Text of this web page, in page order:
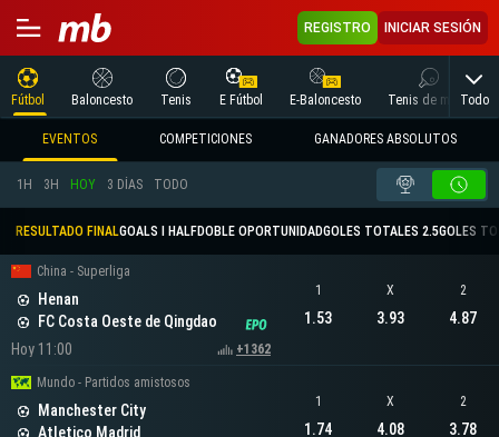
REGISTRO INICIAR SESIÓN
Fútbol Baloncesto Tenis E Fútbol E-Baloncesto Tenis de mesaTodo
EVENTOS COMPETICIONES GANADORES ABSOLUTOS
1H 3H HOY 3 DÍAS TODO
RESULTADO FINALGOALS I HALFDOBLE OPORTUNIDADGOLES TOTALES 2.5GOLES
China - Superliga
Henan
FC Costa Oeste de Qingdao
Hoy 11:00
+1362
1
1.53
X
3.93
2
4.87
Mundo - Partidos amistosos
Manchester City
Atletico Madrid
1
1.74
X
4.08
2
3.78